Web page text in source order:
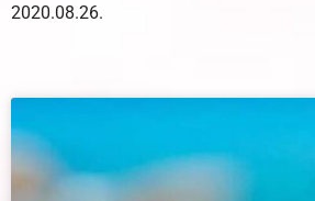
2020.08.26.